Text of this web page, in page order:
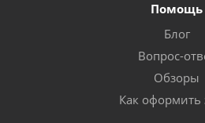
Помощь
Блог
Вопрос-
Обзоры
Как оформить